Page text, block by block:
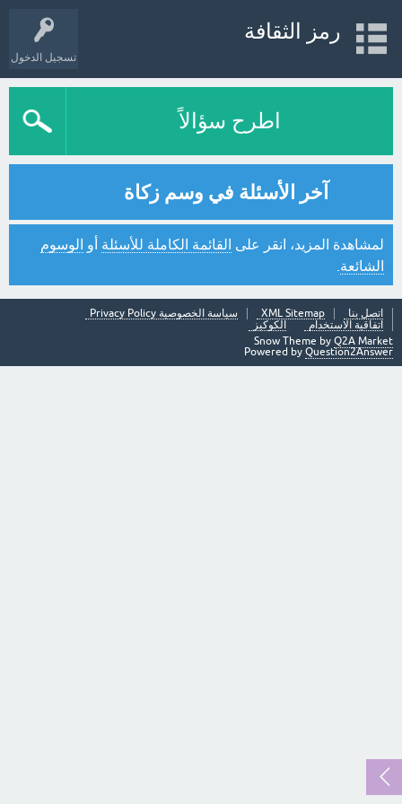
تسجيل الدخول
رمز الثقافة
اطرح سؤالاً
آخر الأسئلة في وسم زكاة
لمشاهدة المزيد، انقر على القائمة الكاملة للأسئلة أو الوسوم
الشائعة
اتصل بنا XML Sitemap
سياسة الخصوصية Privacy Policy
اتفاقية الاستخدام
الكوكيز
Snow Theme by Q2A Market
Powered by Question2Answer